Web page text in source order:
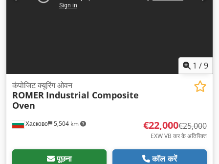
1 /9
Хасково 5,504 km
कंपोजिट क्यूरिंग ओवन
ROMER Industrial Composite
Oven
€22,000€25,000
EXW VB कर के अतिरिक्त
पूछना कॉल करें